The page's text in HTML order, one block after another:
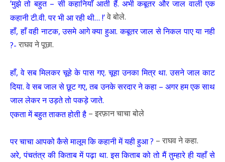
‘मुझे तो बहुत – सी कहानियाँ आती हैं. अभी कबूतर और जाल वाली एक
कहानी टी.वी. पर भी आ रही थी… !’वे बोले.
हाँ, हाँ वही नाटक, उसमे आगे क्या हुआ. कबूतर जाल से निकल पाए या नही
?-राघव ने पूछा.
हाँ, वे सब मिलकर चूहे के पास गए. चूहा उनका मित्र था. उसने जाल काट
दिया. वे सब जाल से छूट गए, तब उनके सरदार ने कहा – अगर हम एक साथ
जाल लेकर न उड़ते तो पकड़े जाते.
एकता में बहुत ताकत होती है – इरफ़ान चाचा बोले
पर चाचा आपको कैसे मालूम कि कहानी में यही हुआ ? – राघव ने कहा.
अरे, पंचतंत्र की किताब में पढ़ा था. इस किताब को तो मैं तुम्हारे ही यहाँ से